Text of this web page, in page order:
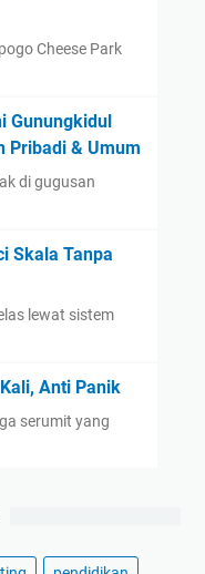
Cheese Park
Gunungkidul
Pribadi & Umum
di gugusan
Skala Tanpa
lewat sistem
Anti Panik
serumit yang